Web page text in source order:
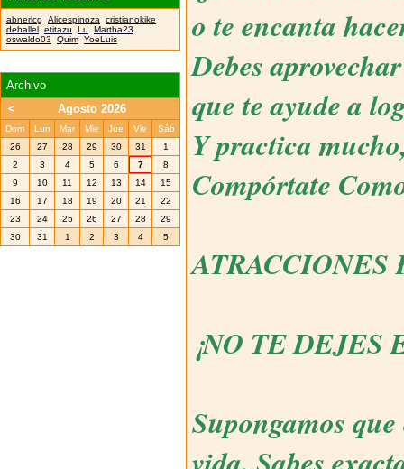
o te encanta
Debes
que te ayude a
Y practica
Compórtate
ATRACCIONES
¡NO TE DEJES
Supongamos
abnerlcg Alicespinoza cristianokike
dehallel etitazu Lu
Martha23
oswaldo03
Quim YoeLuis
Archivo
<
Agosto 2026
Dom Lun Mar Mie Jue Vie
Sáb
26
27 28 29 30 31
1
2
3 4 5 6 7
8
9
10 11 12 13 14
15
16
17 18 19 20 21
22
23
24 25 26 27 28
29
30
31 1 2 3 4 5